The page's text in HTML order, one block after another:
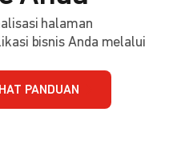
halaman
bisnis Anda melalui
PANDUAN